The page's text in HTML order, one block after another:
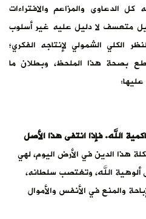
الدعاوى والمزاعم والافتراءات
متعسف لا دليل عليه غير أسلوب
الكلي الشمولي لإنتاجه الفكري؛
بصحة هذا الملحظ، وبطلان ما
الله. فإذا انتفى هذا الأصل
هذا الدين في الأرض اليوم، لهي
الله، وتغتصب سلطانه،
والمنع في الأنفس والأموال